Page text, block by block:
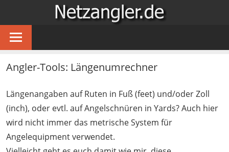
springen
für
imAngler-Tools: Längenumrechner
Längenangaben auf Ruten in Fuß (feet) und/oder Zoll
(inch), oder evtl. auf Angelschnüren in Yards? Auch hier
wird nicht immer das metrische System für
Angelequipment verwendet.